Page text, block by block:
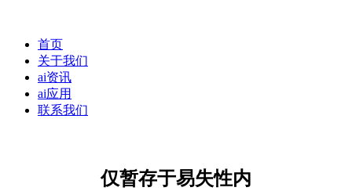
首页
关于我们
ai资讯
ai应用
联系我们
仅暂存于易失性内